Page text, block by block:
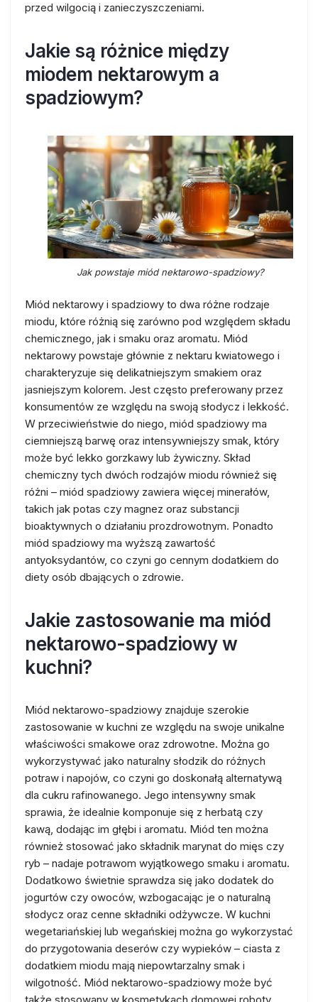
przed wilgocią i zanieczyszczeniami.
Jakie są różnice między
miodem nektarowym a
spadziowym?
Jak powstaje miód nektarowo-spadziowy?
Miód nektarowy i spadziowy to dwa różne rodzaje
miodu, które różnią się zarówno pod względem składu
chemicznego, jak i smaku oraz aromatu. Miód
nektarowy powstaje głównie z nektaru kwiatowego i
charakteryzuje się delikatniejszym smakiem oraz
jasniejszym kolorem. Jest często preferowany przez
konsumentów ze względu na swoją słodycz i lekkość.
W przeciwieństwie do niego, miód spadziowy ma
ciemniejszą barwę oraz intensywniejszy smak, który
może być lekko gorzkawy lub żywiczny. Skład
chemiczny tych dwóch rodzajów miodu również się
różni – miód spadziowy zawiera więcej minerałów,
takich jak potas czy magnez oraz substancji
bioaktywnych o działaniu prozdrowotnym. Ponadto
miód spadziowy ma wyższą zawartość
antyoksydantów, co czyni go cennym dodatkiem do
diety osób dbających o zdrowie.
Jakie zastosowanie ma miód
nektarowo-spadziowy w
kuchni?
Miód nektarowo-spadziowy znajduje szerokie
zastosowanie w kuchni ze względu na swoje unikalne
właściwości smakowe oraz zdrowotne. Można go
wykorzystywać jako naturalny słodzik do różnych
potraw i napojów, co czyni go doskonałą alternatywą
dla cukru rafinowanego. Jego intensywny smak
sprawia, że idealnie komponuje się z herbatą czy
kawą, dodając im głębi i aromatu. Miód ten można
również stosować jako składnik marynat do mięs czy
ryb – nadaje potrawom wyjątkowego smaku i aromatu.
Dodatkowo świetnie sprawdza się jako dodatek do
jogurtów czy owoców, wzbogacając je o naturalną
słodycz oraz cenne składniki odżywcze. W kuchni
wegetariańskiej lub wegańskiej można go wykorzystać
do przygotowania deserów czy wypieków – ciasta z
dodatkiem miodu mają niepowtarzalny smak i
wilgotność. Miód nektarowo-spadziowy może być